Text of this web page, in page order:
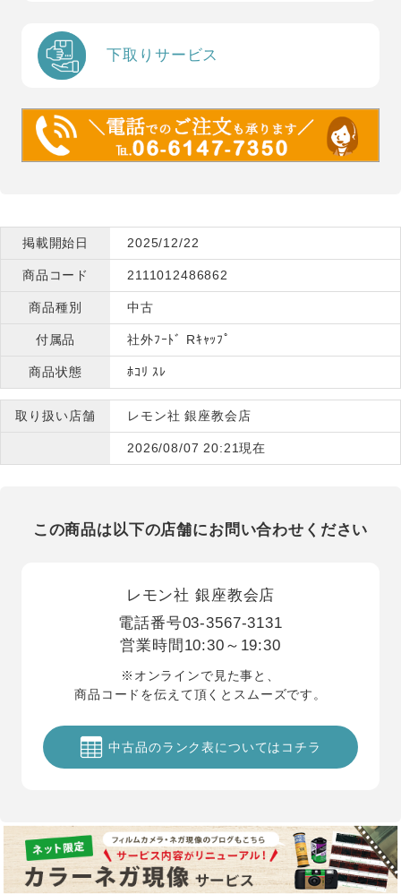
下取りサービス
掲載開始日 2025/12/22
商品コード 2111012486862
商品種別 中古
付属品 社外ﾌｰﾄﾞ Rｷｬｯﾌﾟ
商品状態 ﾎｺﾘ ｽﾚ
取り扱い店舗 レモン社 銀座教会店
2026/08/07 20:21現在
この商品は以下の店舗にお問い合わせください
レモン社 銀座教会店
電話番号03-3567-3131
営業時間 10:30～19:30
※オンラインで見た事と、
商品コードを伝えて頂くとスムーズです。
中古品のランク表についてはコチラ